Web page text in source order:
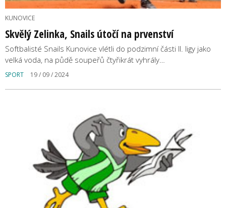
KUNOVICE
Skvělý Zelinka, Snails útočí na prvenství
Softbalisté Snails Kunovice vlétli do podzimní části II. ligy jako
velká voda, na půdě soupeřů čtyřikrát vyhrály…
SPORT 19 / 09 / 2024